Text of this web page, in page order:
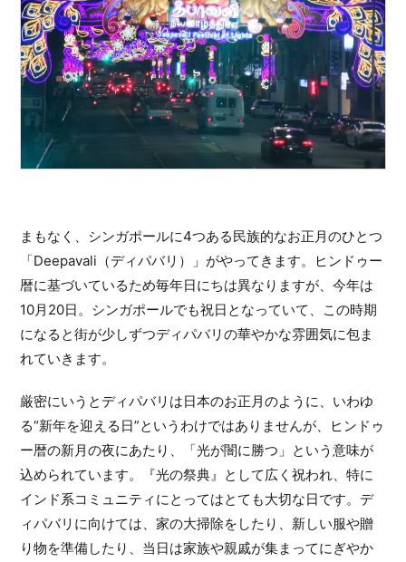
まもなく、シンガポールに4つある民族的なお正月のひとつ
「Deepavali（ディパバリ）」がやってきます。
ヒンドゥー
暦に基づいているため毎年日にちは異なりますが、今年は
10月20日。シンガポールでも祝日となっていて、この時期
になると街が少しずつディパバリの華やかな雰囲気に包ま
れていきます。
厳密にいうとディパバリは日本のお正月のように、いわゆ
る“新年を迎える日”というわけではありませんが、ヒンドゥ
ー暦の新月の夜にあたり、「光が闇に勝つ」という意味が
込められています。『光の祭典』として広く祝われ、特に
インド系コミュニティにとってはとても大切な日です。デ
ィパバリに向けては、家の大掃除をしたり、新しい服や贈
り物を準備したり、当日は家族や親戚が集まってにぎやか